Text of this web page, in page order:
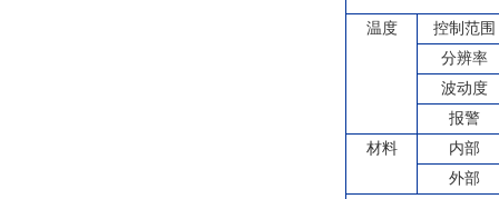
温度
控制范围
分辨率
波动度
报警
材料
内部
外部